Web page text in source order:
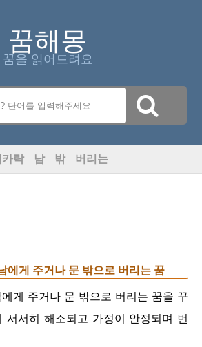
꿈해몽
꿈을 읽어드려요
카락 남 밖 버리는
에게 주거나 문 밖으로 버리는 꿈
게 주거나 문 밖으로 버리는 꿈을 꾸
서서히 해소되고 가정이 안정되며 번